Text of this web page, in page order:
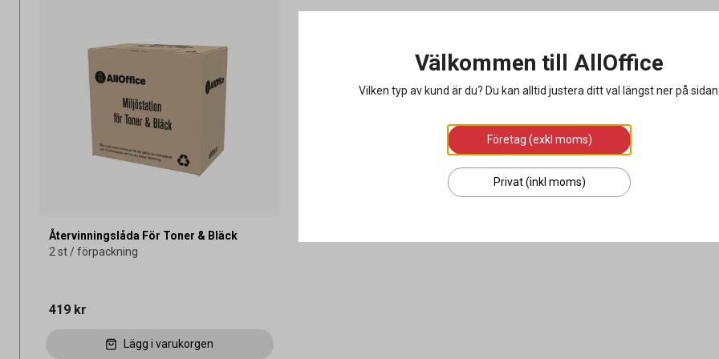
Återvinningslåda För Toner & Bläck
2 st / förpackning
419 kr
Lägg i varukorgen
Välkommen till AllOffice
Vilken typ av kund är du? Du kan alltid justera ditt val längst ner på
Företag (exkl moms)
Privat (inkl moms)